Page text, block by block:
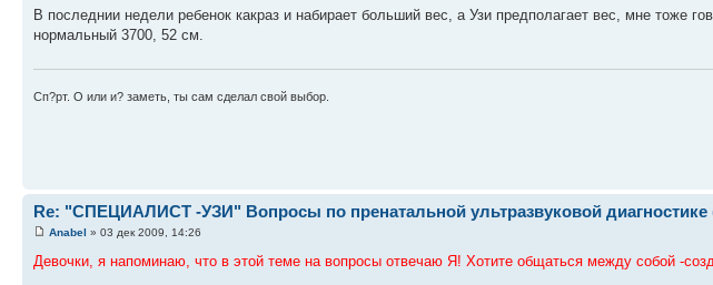
В последнии недели ребенок какраз и набирает больший вес, а Узи предполагает вес, мне тоже
нормальный 3700, 52 см.
Сп?рт. О или и? заметь, ты сам сделал свой выбор.
Re: "СПЕЦИАЛИСТ -УЗИ" Вопросы по пренатальной ультразвуковой
Anabel » 03 дек 2009, 14:26
Девочки, я напоминаю, что в этой теме на вопросы отвечаю Я! Хотите общаться между собой -